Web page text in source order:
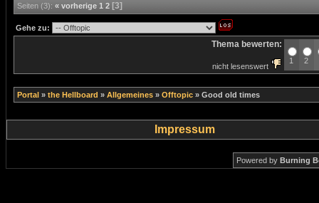
Seiten (3): « vorherige 1 2 [3]
Gehe zu:
Thema bewerten:
nicht lesenswert
1 2
Portal » the Hellboard » Allgemeines » Offtopic » Good old times
Impressum
Powered by Burning